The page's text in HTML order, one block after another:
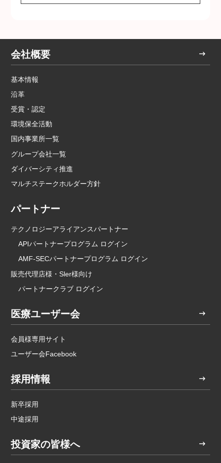
会社概要
基本情報
沿革
受賞・認定
環境保全活動
国内事業所一覧
グループ会社一覧
ダイバーシティ推進
マルチステークホルダー方針
パートナー
テクノロジーアライアンスパートナー
APIパートナープログラム ログイン
AMF-SECパートナープログラム ログイン
販売代理店様・Sler様向け
パートナークラブ ログイン
医療ユーザー会
会員様専用サイト
ユーザー会Facebook
採用情報
新卒採用
中途採用
投資家の皆様へ